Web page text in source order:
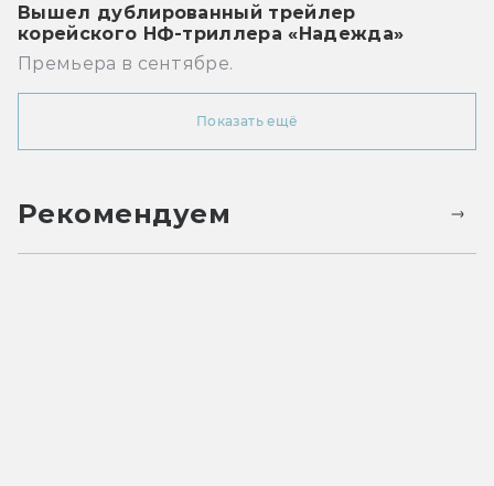
Вышел дублированный трейлер
корейского НФ-триллера «Надежда»
Премьера в сентябре.
Показать ещё
Рекомендуем